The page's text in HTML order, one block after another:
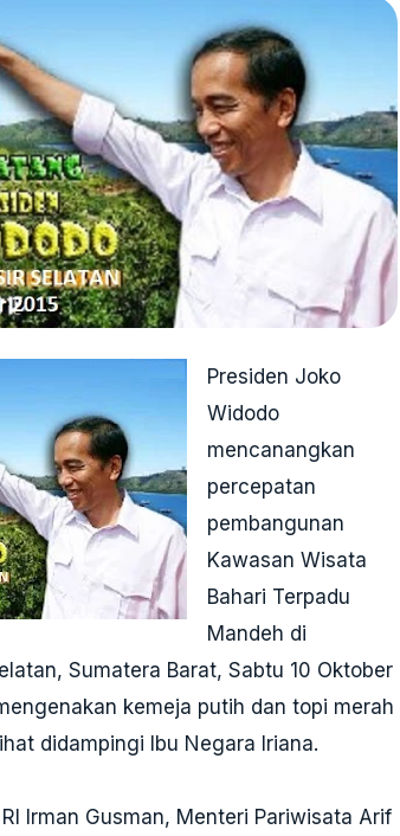
Presiden Joko
Widodo
mencanangkan
percepatan
pembangunan
Kawasan Wisata
Bahari Terpadu
Mandeh di
Sumatera Barat, Sabtu 10 Oktober
kemeja putih dan topi merah
didampingi Ibu Negara Iriana.
Irman Gusman, Menteri Pariwisata Arif